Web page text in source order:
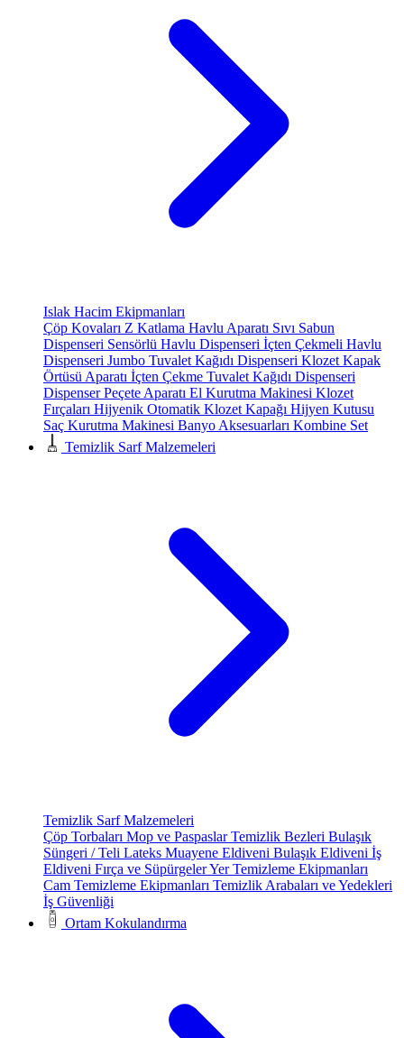
Islak Hacim Ekipmanları
Çöp Kovaları Z Katlama Havlu Aparatı Sıvı Sabun
Dispenseri Sensörlü Havlu Dispenseri İçten Çekmeli Havlu
Dispenseri Jumbo Tuvalet Kağıdı Dispenseri Klozet Kapak
Örtüsü Aparatı İçten Çekme Tuvalet Kağıdı Dispenseri
Dispenser Peçete Aparatı El Kurutma Makinesi Klozet
Fırçaları Hijyenik Otomatik Klozet Kapağı Hijyen Kutusu
Saç Kurutma Makinesi Banyo Aksesuarları Kombine Set
Temizlik Sarf Malzemeleri
Temizlik Sarf Malzemeleri
Çöp Torbaları Mop ve PaspaslarTemizlik Bezleri Bulaşık
Süngeri / Teli Lateks Muayene Eldiveni Bulaşık Eldiveni İş
Eldiveni Fırça ve SüpürgelerYer Temizleme Ekipmanları
Cam Temizleme Ekipmanları Temizlik Arabaları ve Yedekleri
İş Güvenliği
Ortam Kokulandırma